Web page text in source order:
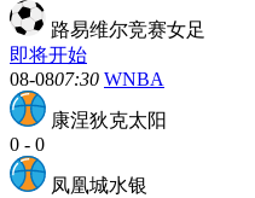
路易维尔竞赛女足
即将开始
08-0807:30 WNBA
康涅狄克太阳
0 - 0
凤凰城水银